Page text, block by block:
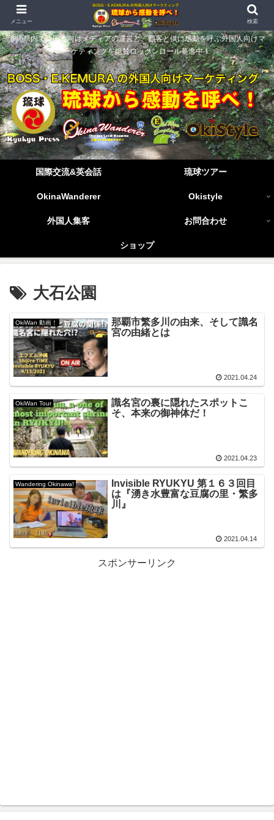
沖縄県内で外国人向けメディアの運営と、顧客と供に感動を呼ぶ外国人向けマ
ーケティングを絶賛ロックンロール驀進中！
国際交流&英会話 琉球ツアー
OkinaWanderer Okistyle
外国人集客 お問合わせ
ショップ
大石公園
OkiWan 動画！
那覇市繁多川の由来、そして識名
宮の由緒とは
2021.04.24
OkiWan Tour
識名宮の裏に隠れたスポットこ
そ、本来の御神体だ！
2021.04.23
Wandering Okinawa!
Invisible RYUKYU 第１６３回目
は『湧き水豊富な豆腐の里・繁多
川』
2021.04.14
スポンサーリンク
メニュー 検索